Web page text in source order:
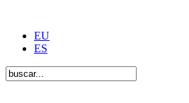
EU
ES